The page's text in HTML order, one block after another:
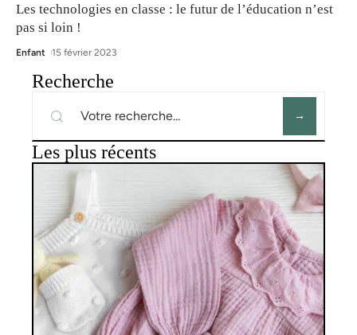
Les technologies en classe : le futur de l’éducation n’est
pas si loin !
Enfant 15 février 2023
Recherche
Les plus récents